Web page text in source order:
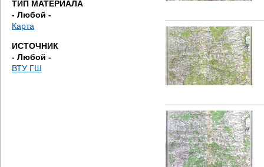
ТИП МАТЕРИАЛА
- Любой -
Карта
ИСТОЧНИК
- Любой -
ВТУ ГШ